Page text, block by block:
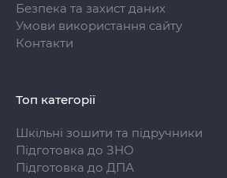
Безпека та захист даних
Умови використання сайту
Контакти
Топ категорії
Шкільні зошити та підручники
Підготовка до ЗНО
Підготовка до ДПА